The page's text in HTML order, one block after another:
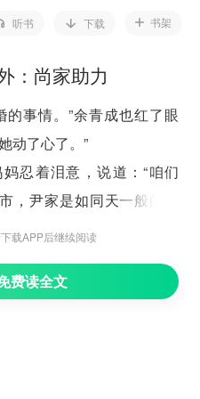
听书 下载 书架
：尚家助力
的事情。”余青成也红了眼
动了心了。”
忍着泪意，说道：“咱们
，尹家是如同天一般的存
上三百年，都不够资格跟人
相
载APP后继续阅读
费读全文